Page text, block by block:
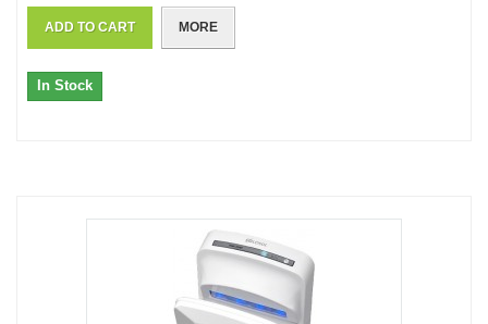
ADD TO CART MORE
In Stock